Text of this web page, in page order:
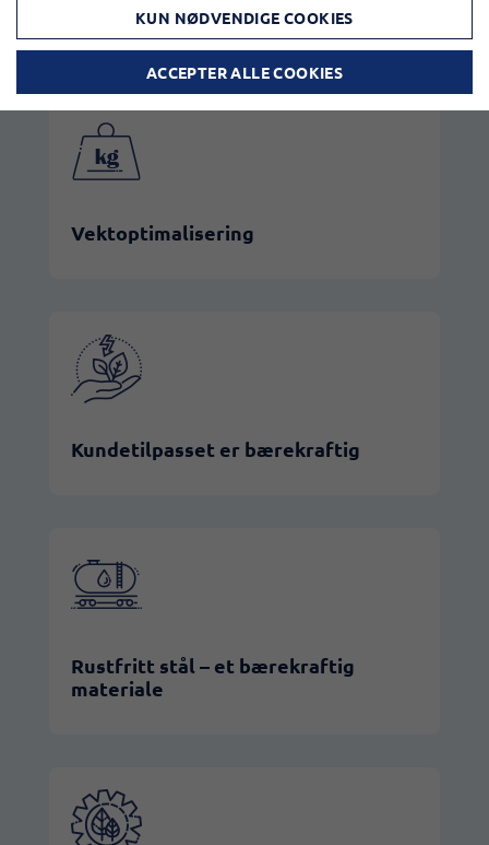
Avfallsreduksjon
Vektoptimalisering
Kundetilpasset er bærekraftig
Rustfritt stål – et bærekraftig
materiale
KUN NØDVENDIGE COOKIES
ACCEPTER ALLE COOKIES